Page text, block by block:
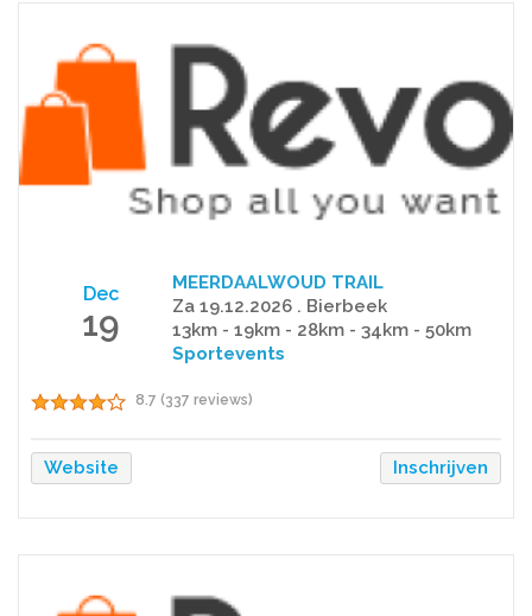
Dec
19
MEERDAALWOUD TRAIL
Za 19.12.2026 . Bierbeek
13km - 19km - 28km - 34km - 50km
Sportevents
8.7 (337 reviews)
Website Inschrijven